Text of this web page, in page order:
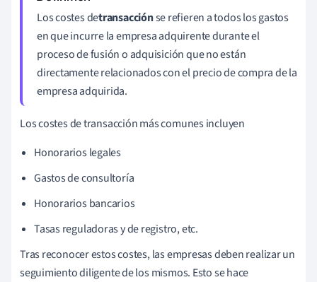
Los costes detransacciónse refieren a todos los gastos
en que incurre la empresa adquirente durante el
proceso de fusión o adquisición que no están
directamente relacionados con el precio de compra de la
empresa adquirida.
Los costes de transacción más comunes incluyen
Honorarios legales
Gastos de consultoría
Honorarios bancarios
Tasas reguladoras y de registro, etc.
Tras reconocer estos costes, las empresas deben realizar un
seguimiento diligente de los mismos. Esto se hace